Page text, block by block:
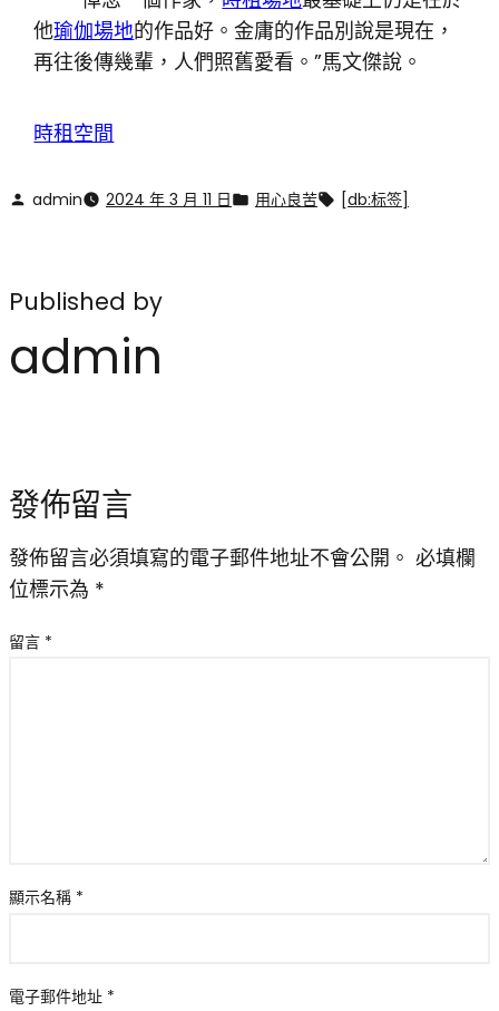
他瑜伽場地的作品好。金庸的作品別說是現在，
再往後傳幾輩，人們照舊愛看。”馬文傑說。
時租空間
admin 2024 年 3 月 11 日 用心良苦 [db:标签]
Published by
admin
發佈留言
發佈留言必須填寫的電子郵件地址不會公開。 必填欄
位標示為 *
留言 *
顯示名稱 *
電子郵件地址 *